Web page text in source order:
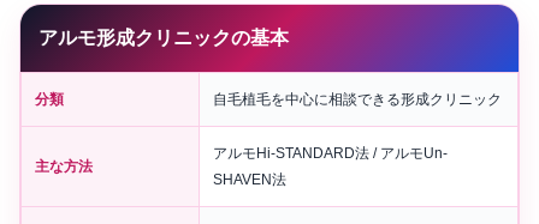
アルモ形成クリニックの基本
分類 自毛植毛を中心に相談できる形成クリニック
主な方法
アルモHi-STANDARD法 / アルモUn-
SHAVEN法